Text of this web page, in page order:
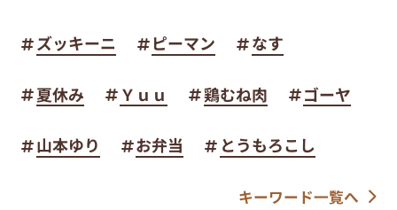
ズッキーニ ピーマン なす
夏休み Ｙｕｕ 鶏むね肉 ゴーヤ
山本ゆり お弁当 とうもろこし
キーワード一覧へ